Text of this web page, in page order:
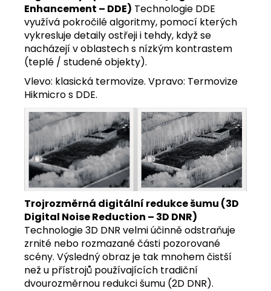
Enhancement – DDE) Technologie DDE
využívá pokročilé algoritmy, pomocí kterých
vykresluje detaily ostřeji i tehdy, když se
nacházejí v oblastech s nízkým kontrastem
(teplé / studené objekty).
Vlevo: klasická termovize. Vpravo: Termovize
Hikmicro s DDE.
Trojrozměrná digitální redukce šumu (3D
Digital Noise Reduction – 3D DNR)
Technologie 3D DNR velmi účinně odstraňuje
zrnité nebo rozmazané části pozorované
scény. Výsledný obraz je tak mnohem čistší
než u přístrojů používajících tradiční
dvourozměrnou redukci šumu (2D DNR).